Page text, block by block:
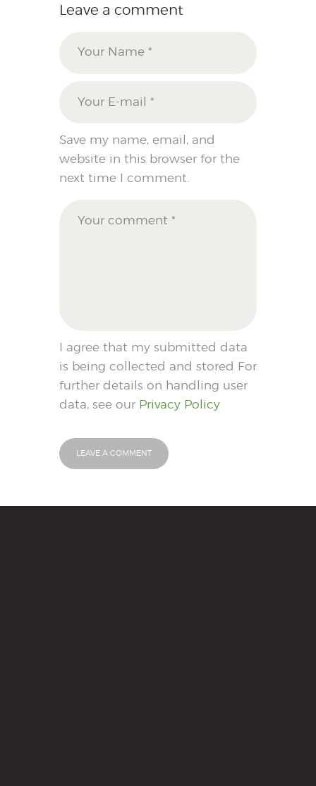
Leave a comment
Save my name, email, and
website in this browser for the
next time I comment.
I agree that my submitted data
is being collected and stored For
further details on handling user
data, see our Privacy Policy